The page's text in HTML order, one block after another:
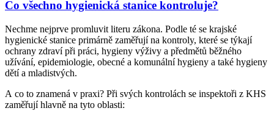
Co všechno hygienická stanice kontroluje?
Nechme nejprve promluvit literu zákona. Podle té se krajské
hygienické stanice primárně zaměřují na kontroly, které se týkají
ochrany zdraví při práci, hygieny výživy a předmětů běžného
užívání, epidemiologie, obecné a komunální hygieny a také hygieny
dětí a mladistvých.
A co to znamená v praxi? Při svých kontrolách se inspektoři z KHS
zaměřují hlavně na tyto oblasti: